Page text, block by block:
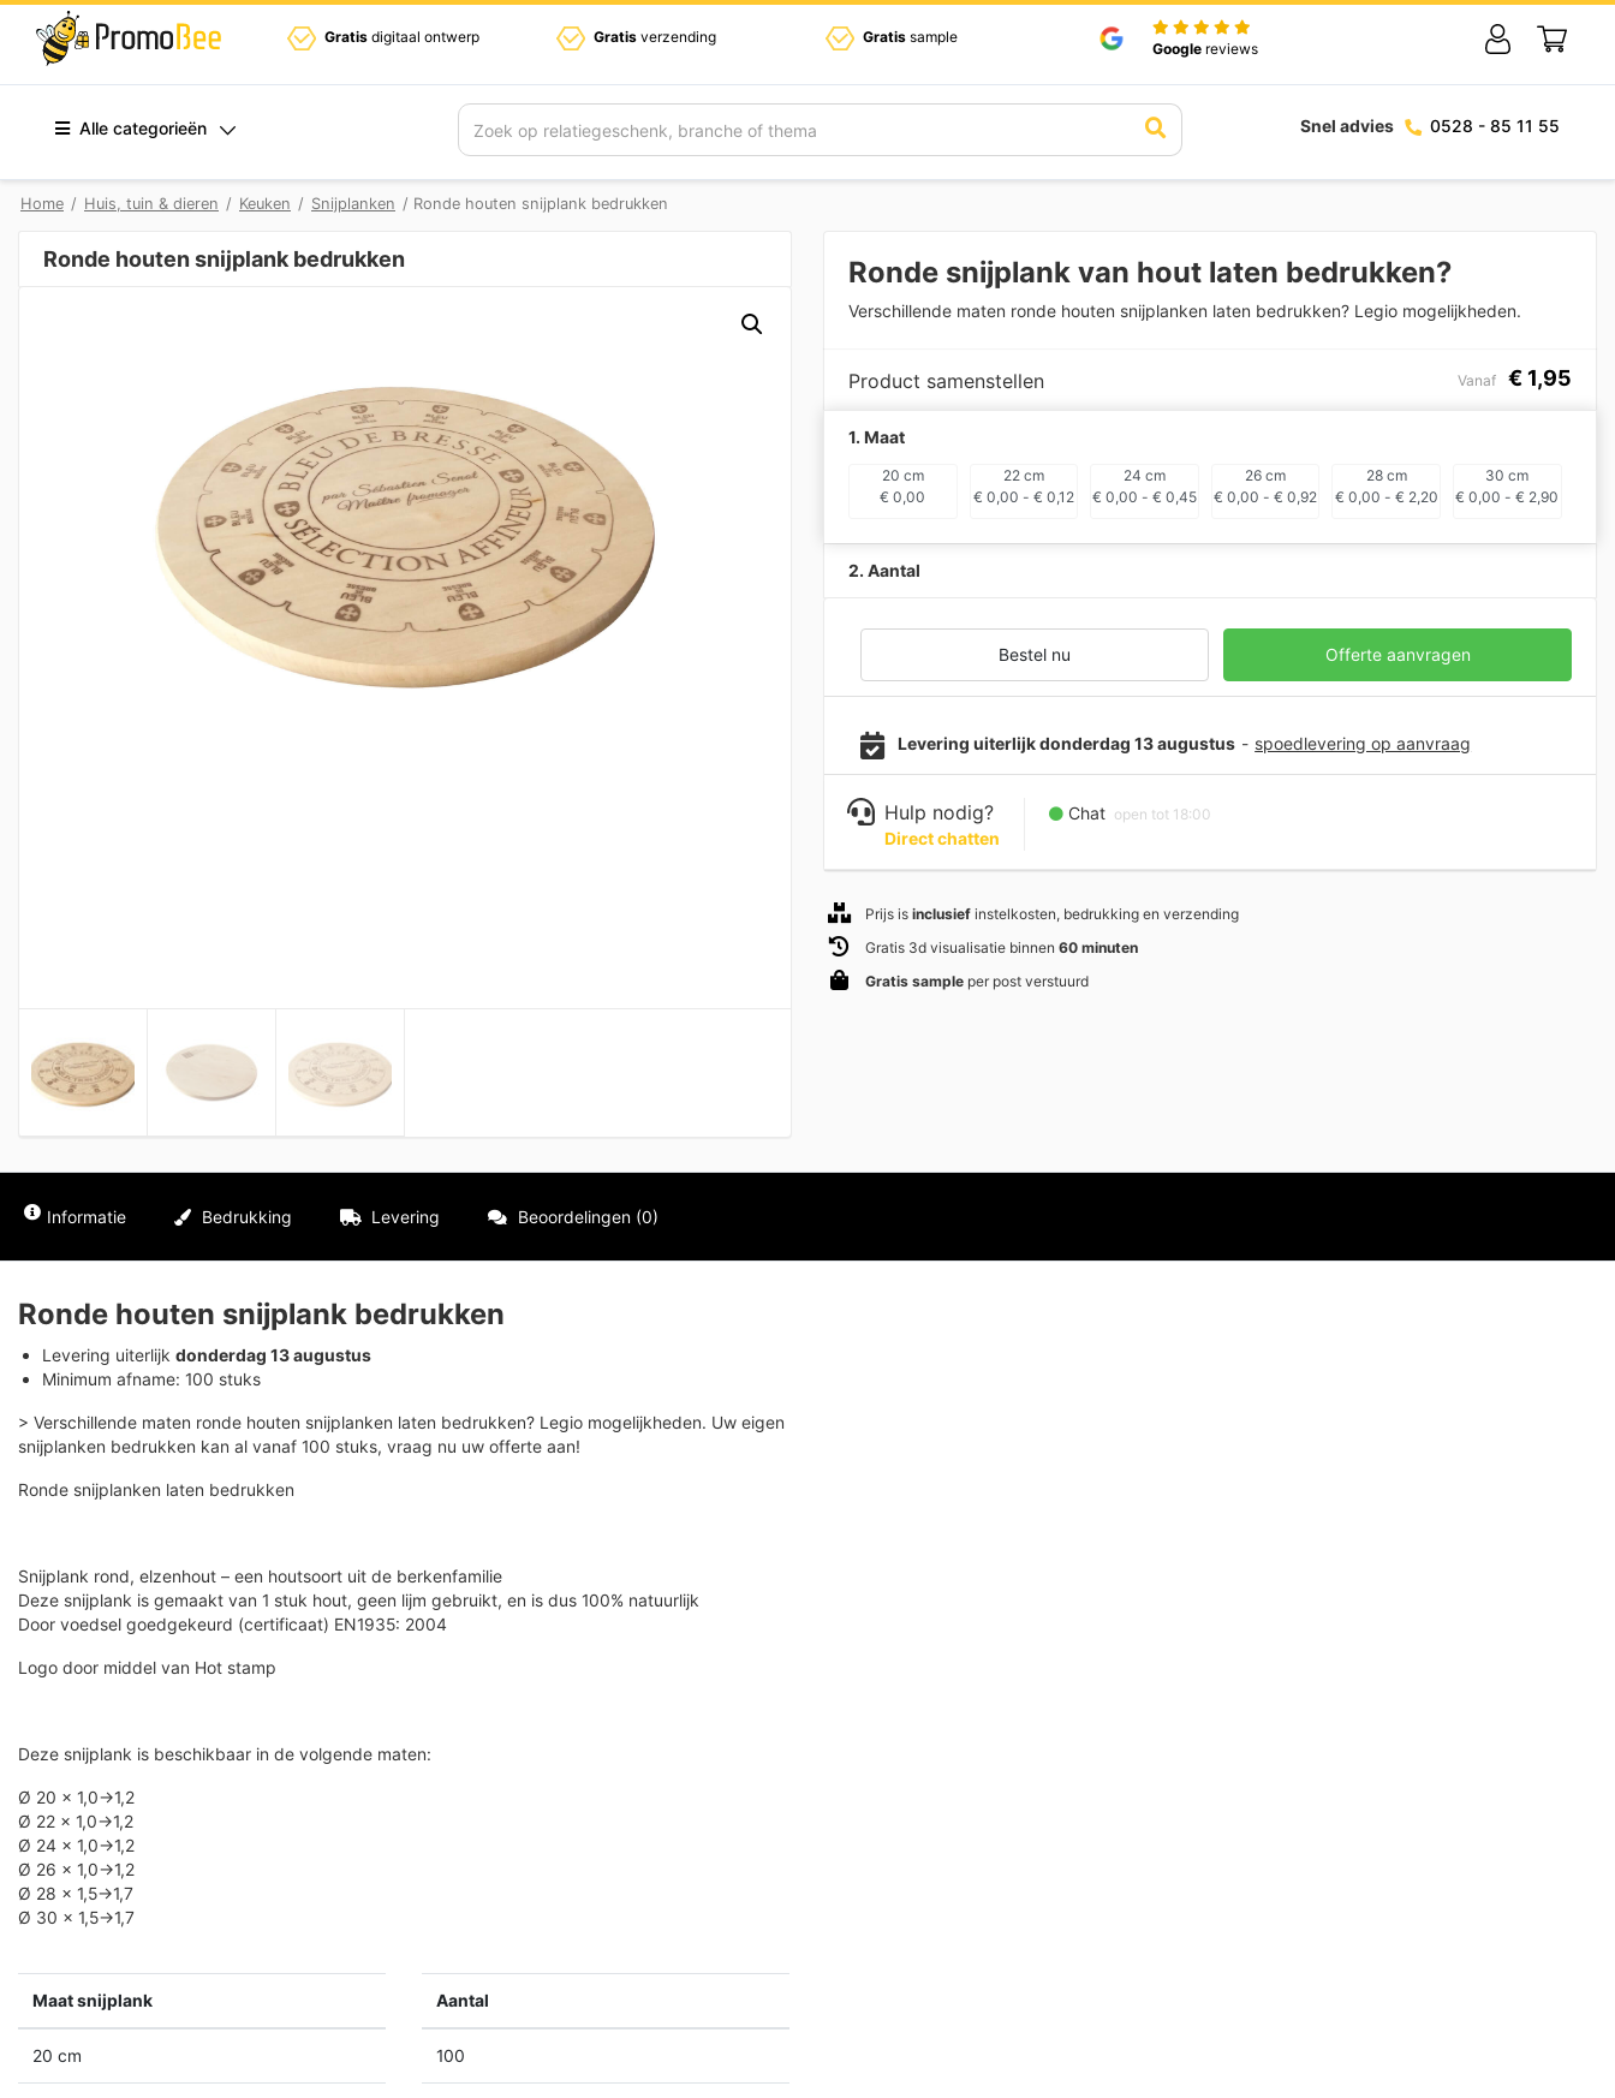
Gratis digitaal ontwerp Gratis verzending Gratis sample
Google reviews
Alle categorieën Zoek Snel advies 0528 - 85 11 55
Home / Huis, tuin & dieren / Keuken / Snijplanken / Ronde houten snijplank bedrukken
Ronde houten snijplank bedrukken Ronde snijplank van hout laten bedrukken?
Verschillende maten ronde houten snijplanken laten bedrukken? Legio mogelijkheden.
Product samenstellen Vanaf € 1,95
1. Maat
20 cm
€ 0,00
22 cm
€ 0,00 - € 0,12
24 cm
€ 0,00 -€ 0,45
26 cm
€ 0,00 -€ 0,92
28 cm
€ 0,00 - € 2,20
30 cm
€ 0,00 -€ 2,90
2. Aantal
Bestel nu Offerte aanvragen
Levering uiterlijk donderdag 13 augustus - spoedlevering op aanvraag
Hulp nodig?
Direct chatten
Chat open tot 18:00
Prijs isinclusief instelkosten, bedrukking en verzending
Gratis 3d visualisatie binnen60 minuten
Gratis sample per post verstuurd
Informatie Bedrukking Levering Beoordelingen (0)
Ronde houten snijplank bedrukken
Levering uiterlijk donderdag 13 augustus
Minimum afname: 100 stuks
> Verschillende maten ronde houten snijplanken laten bedrukken? Legio mogelijkheden. Uw eigen
snijplanken bedrukken kan al vanaf 100 stuks, vraag nu uw offerte aan!
Ronde snijplanken laten bedrukken
Snijplank rond, elzenhout – een houtsoort uit de berkenfamilie
Deze snijplank is gemaakt van 1 stuk hout, geen lijm gebruikt, en is dus 100% natuurlijk
Door voedsel goedgekeurd (certificaat) EN1935: 2004
Logo door middel van Hot stamp
Deze snijplank is beschikbaar in de volgende maten:
Ø 20 x 1,0->1,2
Ø 22 x 1,0->1,2
Ø 24 x 1,0->1,2
Ø 26 x 1,0->1,2
Ø 28 x 1,5->1,7
Ø 30 x 1,5->1,7
Maat snijplank
20 cm
Aantal
100